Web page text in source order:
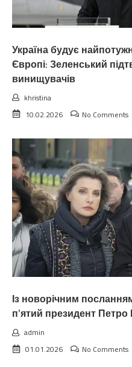
Україна будує
Європі: Зеленський
винищувачів
khristina
10.02.2026
No Comments
Із новорічним
п’ятий президент
admin
01.01.2026
No Comments